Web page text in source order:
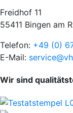
Freidhof 11
55411 Bingen am
Telefon: +49 (0)
E-Mail:
Wir sind